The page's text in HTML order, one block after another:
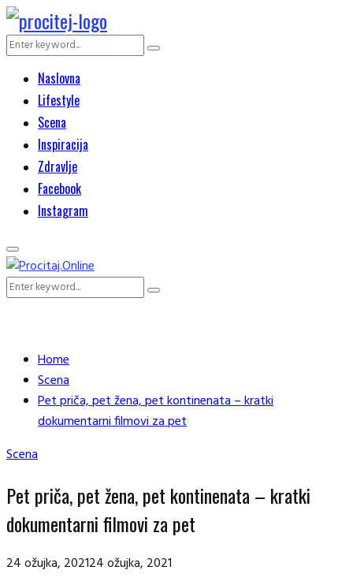
Search
Search
Naslovna
Lifestyle
Scena
Inspiracija
Zdravlje
Facebook
Instagram
Primary
Menu
Search
Search
Home
Scena
Pet priča, pet žena, pet kontinenata – kratki
dokumentarni filmovi za pet
Scena
Pet priča, pet žena, pet kontinenata – kratki
dokumentarni filmovi za pet
24 ožujka, 202124 ožujka, 2021